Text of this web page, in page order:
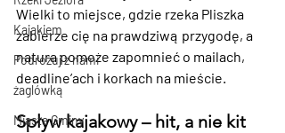
Kajakiem
Podróżuj z nami
żaglówką
Miasta Gminy
Wielki to miejsce, gdzie rzeka Pliszka
zabierze cię na prawdziwą przygodę, a
natura pomoże zapomnieć o mailach,
deadline’ach i korkach na mieście.
Spływ kajakowy – hit, a nie kit